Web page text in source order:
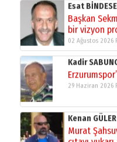
29 Haziran 2026
Kenan
Murat
çıtayı
çekmemeli!
17 Şubat 2026 Salı
Bir fotoğraf,
gazeteci…
elinde?
31 Mart 2026 Salı